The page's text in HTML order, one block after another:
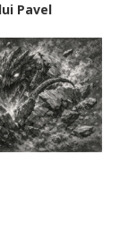
Pavel